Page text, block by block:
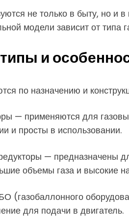
не только в быту, но и
модели зависит от типа
и
по назначению и
— применяются для
и просты в использовании.
— предназначены
объемы газа и высокие
(газобаллонного
для подачи в двигатель.